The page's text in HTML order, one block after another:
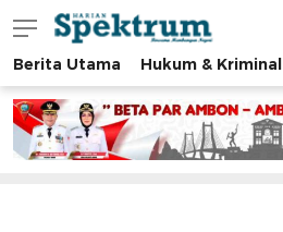
spektrumonline.com
Berita Utama Hukum & Kriminal